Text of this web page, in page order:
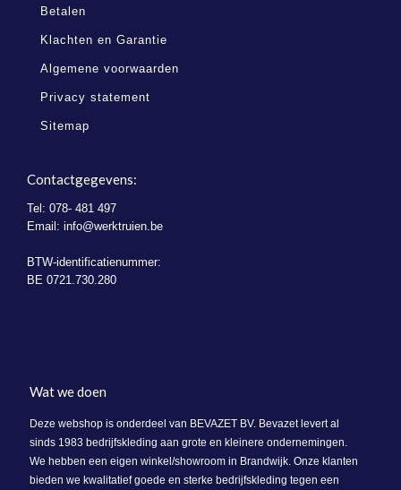
Betalen
Klachten en Garantie
Algemene voorwaarden
Privacy statement
Sitemap
Contactgegevens:
Tel: 078- 481 497
Email: info@werktruien.be
BTW-identificatienummer:
BE 0721.730.280
Wat we doen
Deze webshop is onderdeel van BEVAZET BV. Bevazet levert al
sinds 1983 bedrijfskleding aan grote en kleinere ondernemingen.
We hebben een eigen winkel/showroom in Brandwijk. Onze klanten
bieden we kwalitatief goede en sterke bedrijfskleding tegen een